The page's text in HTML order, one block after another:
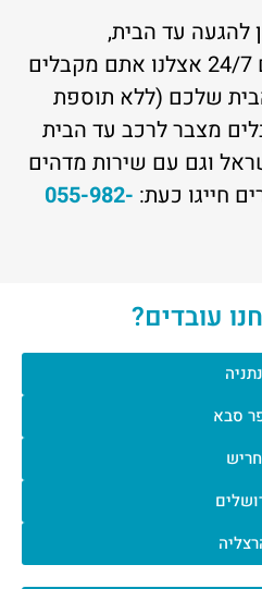
להגעה עד הבית,
החשמלאי לא יענה לכם 24/7 אצלנו אתם מקבלים
שלכם (ללא תוספת
מצבר לרכב עד הבית
וגם עם שירות מדהים
055-982-
עובדים?
נתניה
סבא
חריש